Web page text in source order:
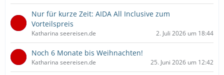
Nur für kurze Zeit: AIDA All Inclusive zum
Vorteilspreis
Katharina seereisen.de 2. Juli 2026 um 18:44
Noch 6 Monate bis Weihnachten!
Katharina seereisen.de 25. Juni 2026 um 12:42